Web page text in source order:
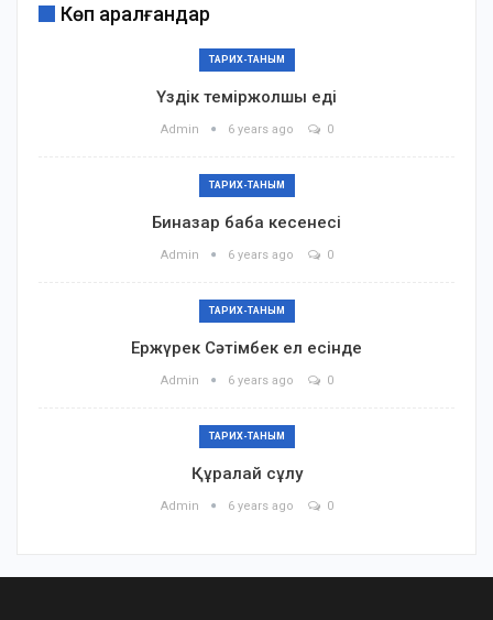
Көп қаралғандар
ТАРИХ-ТАНЫМ
Үздік теміржолшы еді
Admin 6 years ago 0
ТАРИХ-ТАНЫМ
Биназар баба кесенесі
Admin 6 years ago 0
ТАРИХ-ТАНЫМ
Ержүрек Сәтімбек ел есінде
Admin 6 years ago 0
ТАРИХ-ТАНЫМ
Құралай сұлу
Admin 6 years ago 0